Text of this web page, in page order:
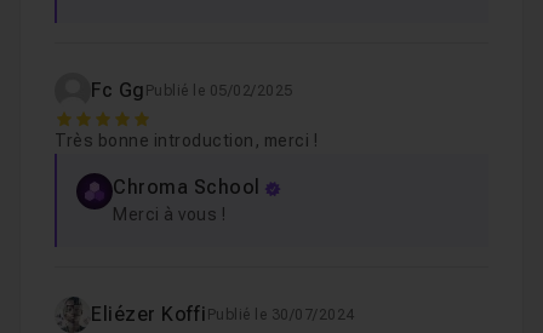
Fc Gg Publié le 05/02/2025
5
Très bonne introduction, merci !
Chroma School
Merci à vous !
Eliézer Koffi Publié le 30/07/2024